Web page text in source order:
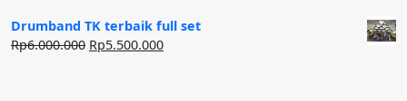
adalah:
Rp50.000.000.
ini
Drumband TK terbaik full set
Rp6.000.000 Harga
Rp5.500.000Harga